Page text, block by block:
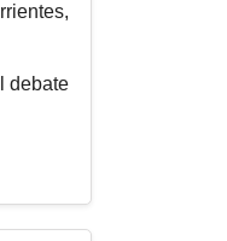
debate